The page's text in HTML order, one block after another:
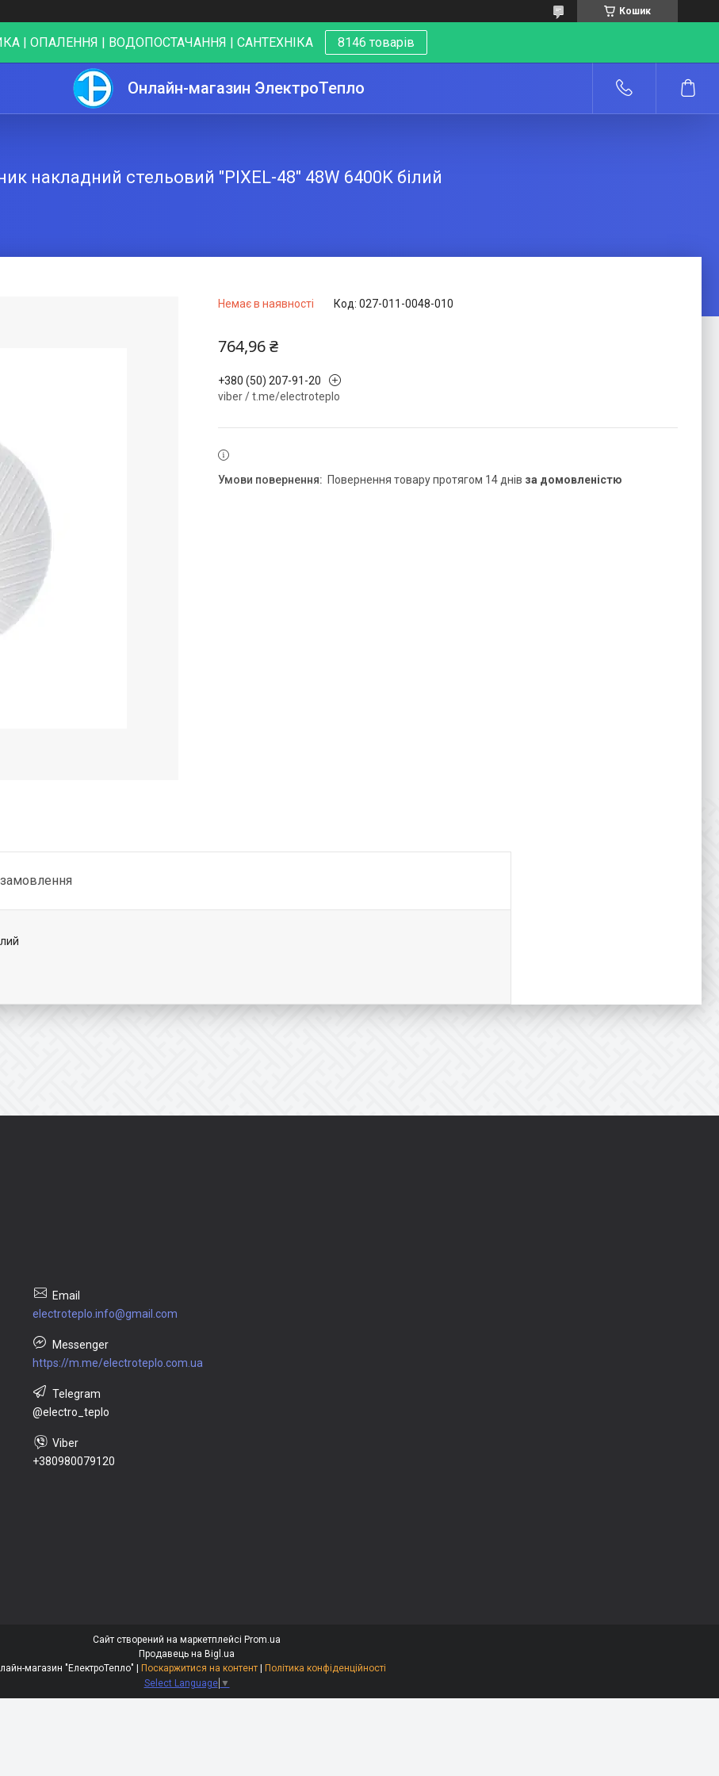
Кошик
| ОПАЛЕННЯ | ВОДОПОСТАЧАННЯ | САНТЕХНІКА 8146 товарів
Онлайн-магазин ЭлектроТепло
накладний стельовий "PIXEL-48" 48W 6400K білий
Немає в наявності Код: 027-011-0048-010
764,96 ₴
+380 (50) 207-91-20
viber / t.me/electroteplo
повернення товару протягом 14 днів за домовленістю
electroteplo.info@gmail.com
https://m.me/electroteplo.com.ua
@electro_teplo
+380980079120
Сайт створений на маркетплейсі Prom.ua
Продавець на Bigl.ua
Поскаржитися на контент
Політика конфіденційності
Select Language ▼